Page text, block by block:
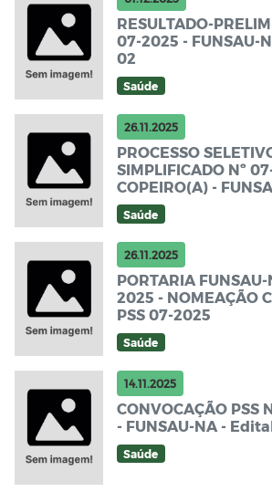
RESULTADO-
07-2025 - FUNSAU-
02
Saúde
26.11.2025
PROCESSO
SIMPLIFICADO Nº
COPEIRO(A) -
Edital de Abertura
Saúde
26.11.2025
PORTARIA FUNSAU-
2025 - NOMEAÇÃO
PSS 07-2025
Saúde
14.11.2025
CONVOCAÇÃO PSS
- FUNSAU-NA -
Saúde